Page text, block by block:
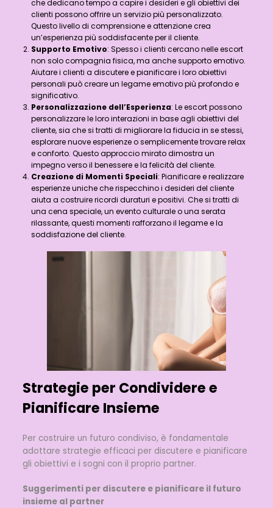
che dedicano tempo a capire i desideri e gli obiettivi dei
clienti possono offrire un servizio più personalizzato.
Questo livello di comprensione e attenzione crea
un’esperienza più soddisfacente per il cliente.
Supporto Emotivo: Spesso i clienti cercano nelle escort
non solo compagnia fisica, ma anche supporto emotivo.
Aiutare i clienti a discutere e pianificare i loro obiettivi
personali può creare un legame emotivo più profondo e
significativo.
Personalizzazione dell’Esperienza: Le escort possono
personalizzare le loro interazioni in base agli obiettivi del
cliente, sia che si tratti di migliorare la fiducia in se stessi,
esplorare nuove esperienze o semplicemente trovare relax
e conforto. Questo approccio mirato dimostra un
impegno verso il benessere e la felicità del cliente.
Creazione di Momenti Speciali: Pianificare e realizzare
esperienze uniche che rispecchino i desideri del cliente
aiuta a costruire ricordi duraturi e positivi. Che si tratti di
una cena speciale, un evento culturale o una serata
rilassante, questi momenti rafforzano il legame e la
soddisfazione del cliente.
Strategie per Condividere e
Pianificare Insieme
Per costruire un futuro condiviso, è fondamentale
adottare strategie efficaci per discutere e pianificare
gli obiettivi e i sogni con il proprio partner.
Suggerimenti per discutere e pianificare il futuro
insieme al partner